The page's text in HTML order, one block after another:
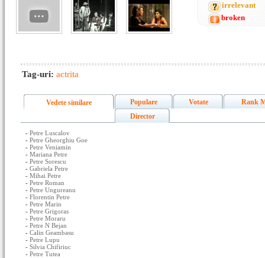
irrelevant
broken
Tag-uri: actrita
Vedete similare Populare Votate
Rank
Director
- Petre Luscalov
- Petre Gheorghiu Goe
- Petre Veniamin
- Mariana Petre
- Petre Sorescu
- Gabriela Petre
- Mihai Petre
- Petre Roman
- Petre Ungureanu
- Florentin Petre
- Petre Marin
- Petre Grigoras
- Petre Moraru
- Petre N Bejan
- Calin Geambasu
- Petre Lupu
- Silvia Chifiriuc
- Petre Tutea